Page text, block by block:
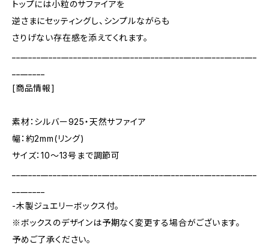
トップには小粒のサファイアを
逆さまにセッティングし、シンプルながらも
さりげない存在感を添えてくれます。
[商品情報]
素材：シルバー925・天然サファイア
幅：約2mm(リング)
サイズ：10〜13号まで調節可
-木製ジュエリーボックス付。
※ボックスのデザインは予期なく変更する場合がございます。
予めご了承ください。